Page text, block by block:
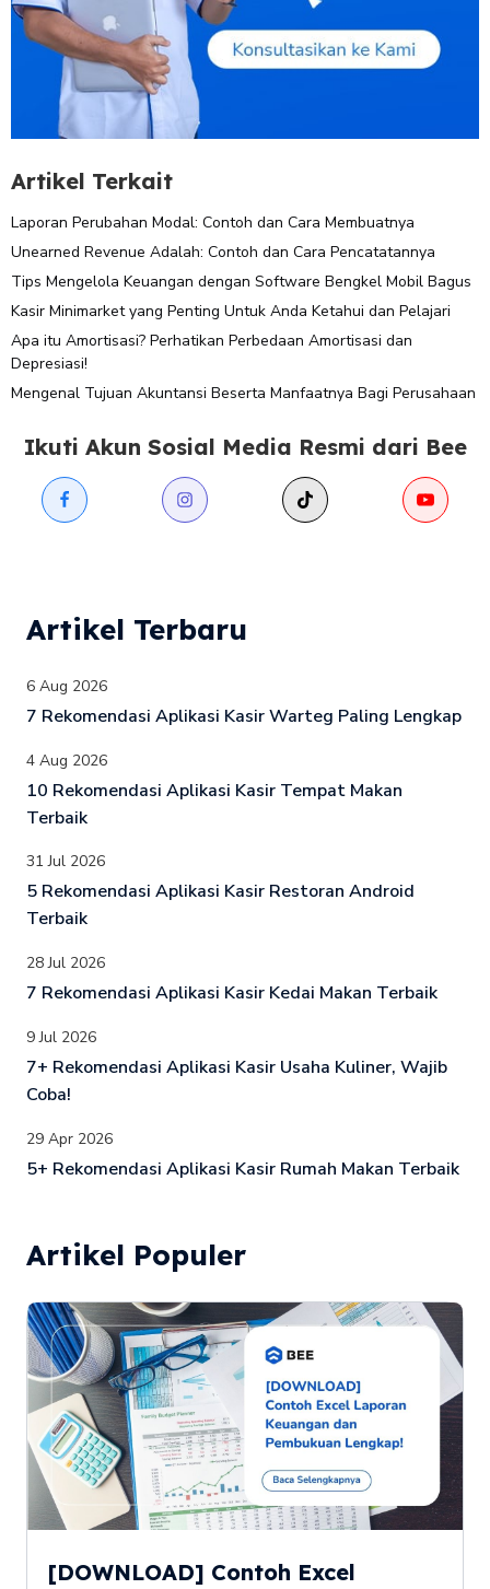
Artikel Terkait
Laporan Perubahan Modal: Contoh dan Cara Membuatnya
Unearned Revenue Adalah: Contoh dan Cara Pencatatannya
Tips Mengelola Keuangan dengan Software Bengkel Mobil Bagus
Kasir Minimarket yang Penting Untuk Anda Ketahui dan Pelajari
Apa itu Amortisasi? Perhatikan Perbedaan Amortisasi dan
Depresiasi!
Mengenal Tujuan Akuntansi Beserta Manfaatnya Bagi Perusahaan
Ikuti Akun Sosial Media Resmi dari Bee
Artikel Terbaru
6 Aug 2026
7 Rekomendasi Aplikasi Kasir Warteg Paling Lengkap
4 Aug 2026
10 Rekomendasi Aplikasi Kasir Tempat Makan
Terbaik
31 Jul 2026
5 Rekomendasi Aplikasi Kasir Restoran Android
Terbaik
28 Jul 2026
7 Rekomendasi Aplikasi Kasir Kedai Makan Terbaik
9 Jul 2026
7+ Rekomendasi Aplikasi Kasir Usaha Kuliner, Wajib
Coba!
29 Apr 2026
5+ Rekomendasi Aplikasi Kasir Rumah Makan Terbaik
Artikel Populer
[DOWNLOAD] Contoh Excel